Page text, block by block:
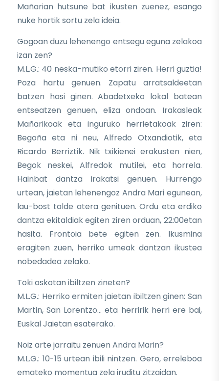
Mañarian hutsune bat ikusten zuenez, esango
nuke hortik sortu zela ideia.
Gogoan duzu lehenengo entsegu eguna zelakoa
izan zen?
M.L.G.: 40 neska-mutiko etorri ziren. Herri guztia!
Poza hartu genuen. Zapatu arratsaldeetan
batzen hasi ginen. Abadetxeko lokal batean
entseatzen genuen, eliza ondoan. Irakasleak
Mañarikoak eta inguruko herrietakoak ziren:
Begoña eta ni neu, Alfredo Otxandiotik, eta
Ricardo Berriztik. Nik txikienei erakusten nien,
Begok neskei, Alfredok mutilei, eta horrela.
Hainbat dantza irakatsi genuen. Hurrengo
urtean, jaietan lehenengoz Andra Mari egunean,
lau-bost talde atera genituen. Ordu eta erdiko
dantza ekitaldiak egiten ziren orduan, 22:00etan
hasita. Frontoia bete egiten zen. Ikusmina
eragiten zuen, herriko umeak dantzan ikustea
nobedadea zelako.
Toki askotan ibiltzen zineten?
M.L.G.: Herriko ermiten jaietan ibiltzen ginen: San
Martin, San Lorentzo… eta herririk herri ere bai,
Euskal Jaietan esaterako.
Noiz arte jarraitu zenuen Andra Marin?
M.L.G.: 10-15 urtean ibili nintzen. Gero, erreleboa
emateko momentua zela iruditu zitzaidan.